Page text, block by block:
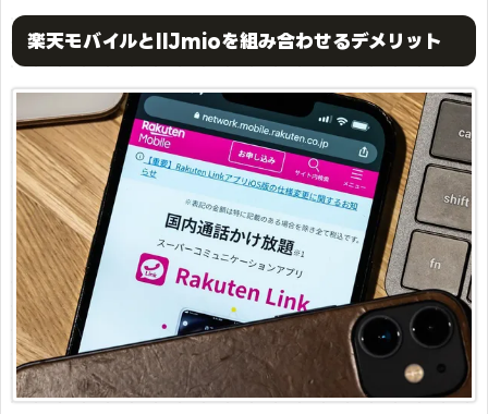
楽天モバイルとIIJmioを組み合わせるデメリット